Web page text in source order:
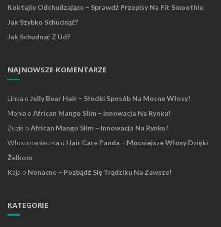
Koktajle Odchudzające – Sprawdź Przepisy Na Fit Smoothie
Jak Szybko Schudnąć?
Jak Schudnąć Z Ud?
NAJNOWSZE KOMENTARZE
Linka o Jelly Bear Hair – Słodki Sposób Na Mocne Włosy!
Monia o African Mango Slim – Innowacja Na Rynku!
Zuzia o African Mango Slim – Innowacja Na Rynku!
Włosomaniaczka o Hair Care Panda – Mocniejsze Włosy Dzięki
Żelkom
Kaja o Nonacne – Pozbądź Się Trądziku Na Zawsze!
KATEGORIE